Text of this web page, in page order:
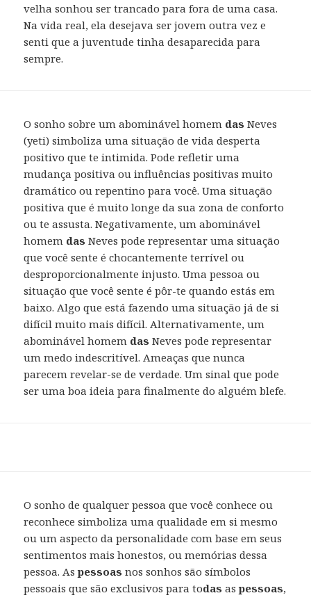
velha sonhou ser trancado para fora de uma casa.
Na vida real, ela desejava ser jovem outra vez e
senti que a juventude tinha desaparecida para
sempre.
O sonho sobre um abominável homem das Neves
(yeti) simboliza uma situação de vida desperta
positivo que te intimida. Pode refletir uma
mudança positiva ou influências positivas muito
dramático ou repentino para você. Uma situação
positiva que é muito longe da sua zona de conforto
ou te assusta. Negativamente, um abominável
homem das Neves pode representar uma situação
que você sente é chocantemente terrível ou
desproporcionalmente injusto. Uma pessoa ou
situação que você sente é pôr-te quando estás em
baixo. Algo que está fazendo uma situação já de si
difícil muito mais difícil. Alternativamente, um
abominável homem das Neves pode representar
um medo indescritível. Ameaças que nunca
parecem revelar-se de verdade. Um sinal que pode
ser uma boa ideia para finalmente do alguém blefe.
O sonho de qualquer pessoa que você conhece ou
reconhece simboliza uma qualidade em si mesmo
ou um aspecto da personalidade com base em seus
sentimentos mais honestos, ou memórias dessa
pessoa. Aspessoas nos sonhos são símbolos
pessoais que são exclusivos para todas aspessoas,